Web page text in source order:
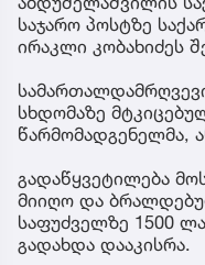
საჯარო პოსტზე
ირაკლი კობახიძეს
სხდომაზე
წარმომადგენელმა,
გადაწყვეტილება
მიიღო და
საფუძველზე 1500
გადახდა დააკისრა.